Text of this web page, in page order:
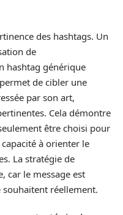
des hashtags. Un
de
hashtag générique
de cibler une
par son art,
Cela démontre
être choisi pour
à orienter le
La stratégie de
car le message est
réellement.